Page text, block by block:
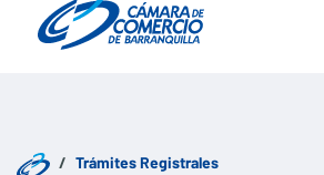
Trámites Registrales